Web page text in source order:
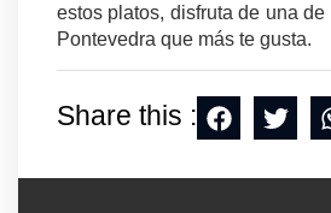
estos platos, disfruta de una
Pontevedra que más te gusta.
Share this :